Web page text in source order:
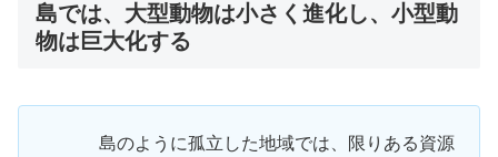
島では、大型動物は小さく進化し、小型動
物は巨大化する
島のように孤立した地域では、限りある資源